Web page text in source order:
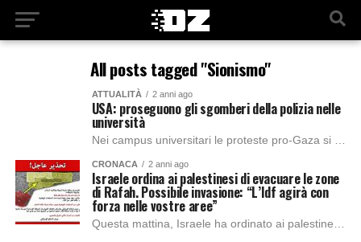
All posts tagged "Sionismo"
ATTUALITÀ 2 anni ago
USA: proseguono gli sgomberi della polizia nelle
università
CRONACA 2 anni ago
Israele ordina ai palestinesi di evacuare le zone
di Rafah. Possibile invasione: “L’Idf agirà con
forza nelle vostre aree”